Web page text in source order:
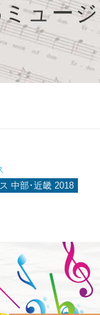
ュー
中部･近畿 2018